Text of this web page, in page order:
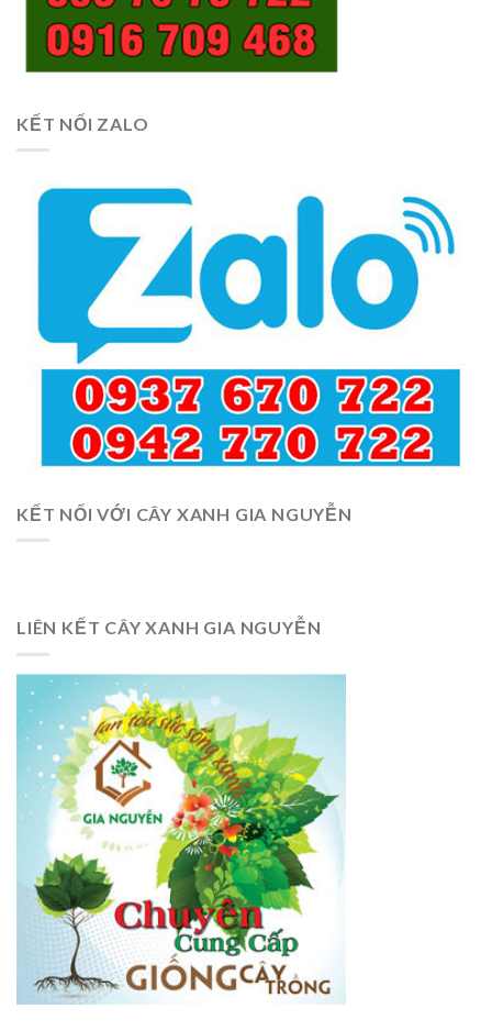
KẾT NỐI ZALO
KẾT NỐI VỚI CÂY XANH GIA NGUYỄN
LIÊN KẾT CÂY XANH GIA NGUYỄN